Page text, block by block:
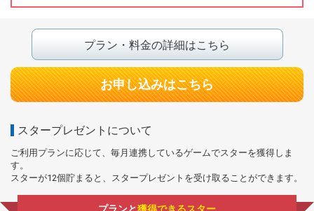
プラン・料金の詳細はこちら
お申し込みはこちら
スタープレゼントについて
ご利用プランに応じて、毎月連携しているゲームでスターを獲得しま
す。
スターが12個貯まると、スタープレゼントを受け取ることができます。
プランと獲得できるスター